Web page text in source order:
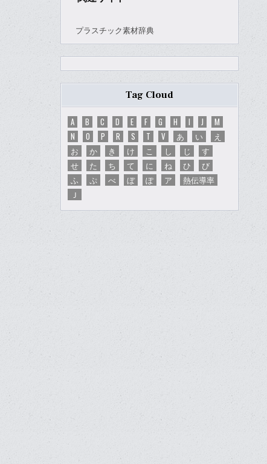
プラスチック素材辞典
Tag Cloud
A B C D E F G H I J
M
N
O P R S T V あ い
え
お
か き け こ し じ
す
せ
た ち て に ね ひ
び
ふ
ぷ べ ぼ ぽ ア
熱伝導率
Ｊ